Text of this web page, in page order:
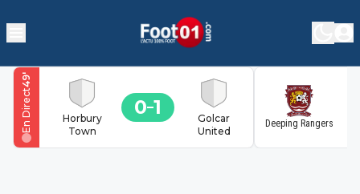
Horbury
Town
0 1
Golcar
United
49
'
En Direct Deeping Rangers